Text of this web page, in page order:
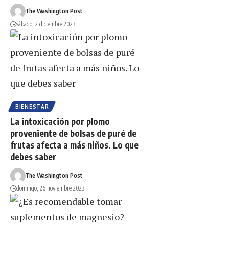
The Washington Post
sábado, 2 diciembre 2023
BIENESTAR
La intoxicación por plomo
proveniente de bolsas de puré de
frutas afecta a más niños. Lo que
debes saber
The Washington Post
domingo, 26 noviembre 2023